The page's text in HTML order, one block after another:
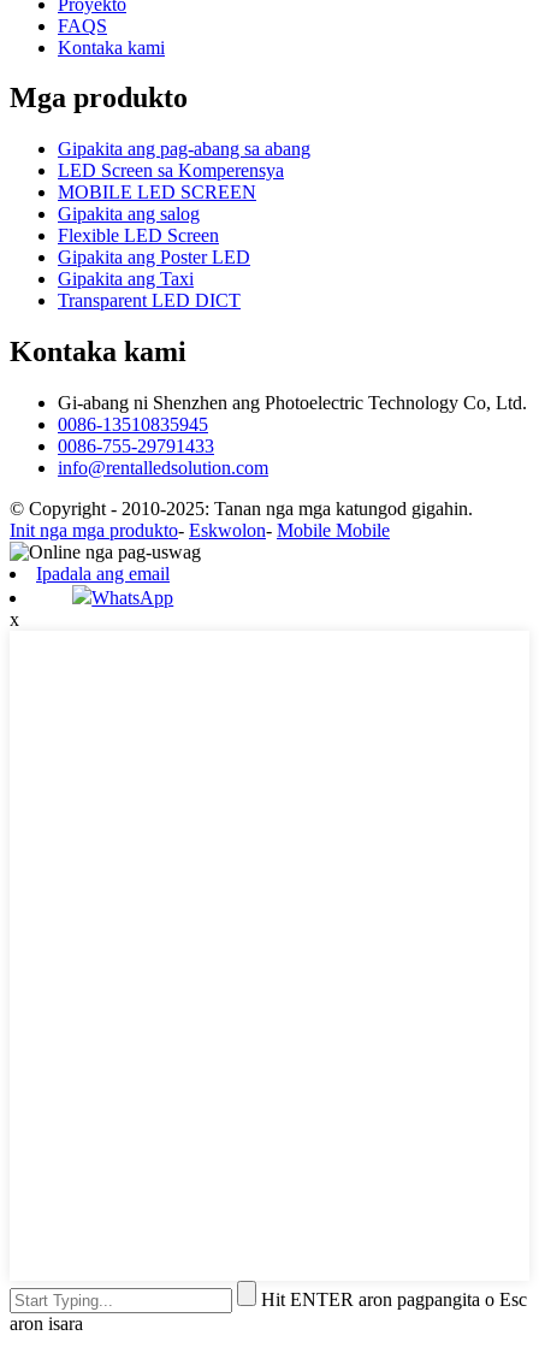
FAQS
Kontaka kami
Mga produkto
Gipakita ang pag-abang sa abang
LED Screen sa Komperensya
MOBILE LED SCREEN
Gipakita ang salog
Flexible LED Screen
Gipakita ang Poster LED
Gipakita ang Taxi
Transparent LED DICT
Kontaka kami
Gi-abang ni Shenzhen ang Photoelectric Technology Co, Ltd.
0086-13510835945
0086-755-29791433
info@rentalledsolution.com
© Copyright - 2010-2025: Tanan nga mga katungod gigahin.
Init nga mga produkto- Eskwolon- Mobile Mobile
Ipadala ang email
WhatsApp
x
Hit ENTER aron pagpangita o Esc
aron isara